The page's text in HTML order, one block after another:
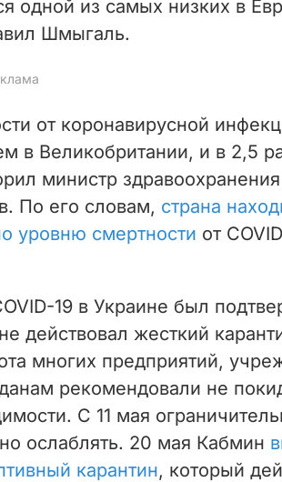
одной из самых низких в
Шмыгаль.
от коронавирусной
в Великобритании, и в 2,5
министр
По его словам, страна
уровню смертности от
19 в Украине был
действовал жесткий
многих предприятий,
рекомендовали не
С 11 мая
ослаблять. 20 мая Кабмин
карантин, который